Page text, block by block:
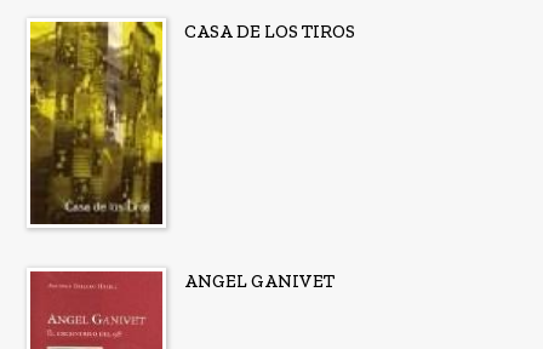
CASA DE LOS TIROS
ANGEL GANIVET